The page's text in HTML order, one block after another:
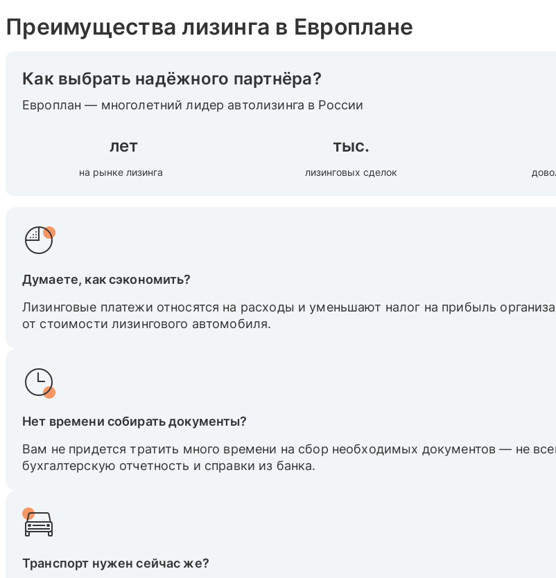
Преимущества лизинга в Европлане
Как выбрать надёжного партнёра?
Европлан — многолетний лидер автолизинга в России
лет
на рынке лизинга
тыс.
лизинговых сделок
Думаете, как сэкономить?
Лизинговые платежи относятся на расходы и уменьшают налог на прибыль
от стоимости лизингового автомобиля.
Нет времени собирать документы?
Вам не придется тратить много времени на сбор необходимых документов — не
бухгалтерскую отчетность и справки из банка.
Транспорт нужен сейчас же?